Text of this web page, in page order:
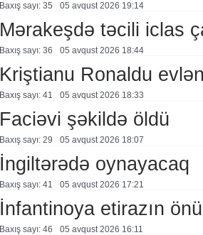
Baxış sayı: 35 05 avqust 2026 19:14
Mərakeşdə təcili iclas
Baxış sayı: 36 05 avqust 2026 18:44
Kriştianu Ronaldu
Baxış sayı: 41 05 avqust 2026 18:33
Faciəvi şəkildə öldü
Baxış sayı: 29 05 avqust 2026 18:07
İngiltərədə oynayacaq
Baxış sayı: 41 05 avqust 2026 17:21
İnfantinoya etirazın
Baxış sayı: 46 05 avqust 2026 16:11